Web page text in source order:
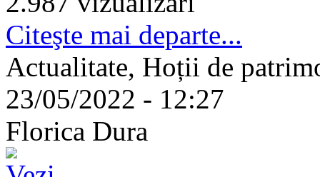
Citeşte mai departe...
Actualitate, Hoții de
23/05/2022 - 12:27
Florica Dura